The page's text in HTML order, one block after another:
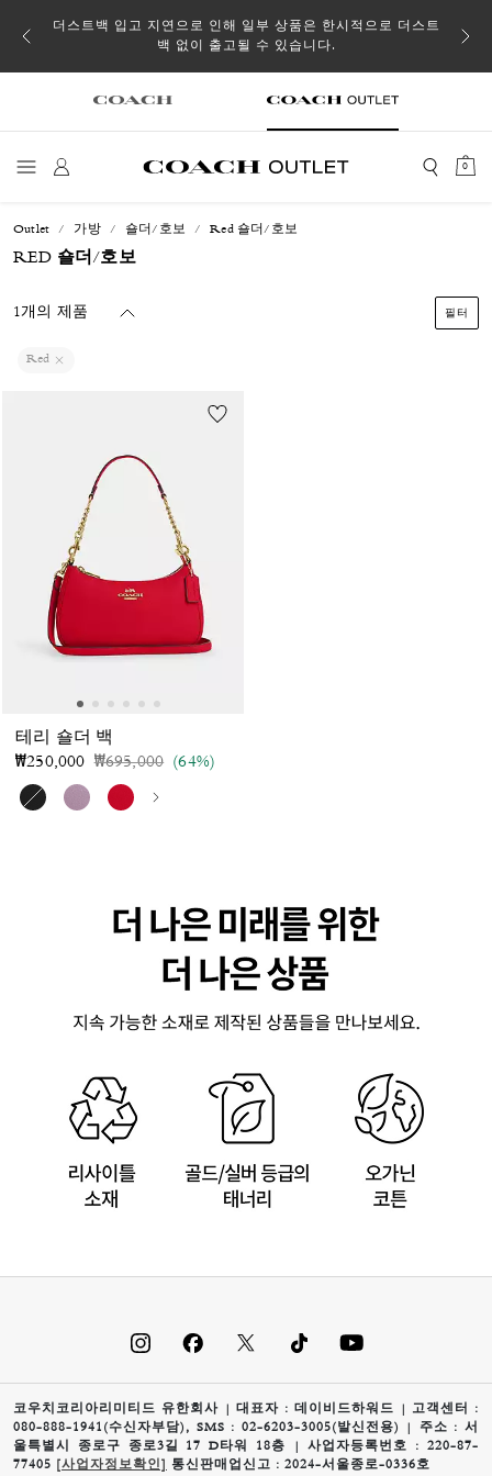
될 수
더스트백 입고 지연으로 인해 일부 상품은 한시적으로 더스트
백 없이 출고될 수 있습니다.
0
Outlet 가방 숄더/호보 Red 숄더/호보
RED 숄더/호보
1개의 제품 필터
Red
테리 숄더 백
₩250,000 가격 인하 전
₩695,000인하됨
(64%)
코우치코리아리미티드 유한회사 | 대표자 : 데이비드하워드 | 고객센터 :
080-888-1941(수신자부담), SMS : 02-6203-3005(발신전용) | 주소 : 서
울특별시 종로구 종로3길 17 D타워 18층 | 사업자등록번호 : 220-87-
77405
[사업자정보확인] 통신판매업신고 : 2024-서울종로-0336호